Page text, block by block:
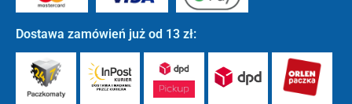
Dostawa zamówień już od 13 zł: